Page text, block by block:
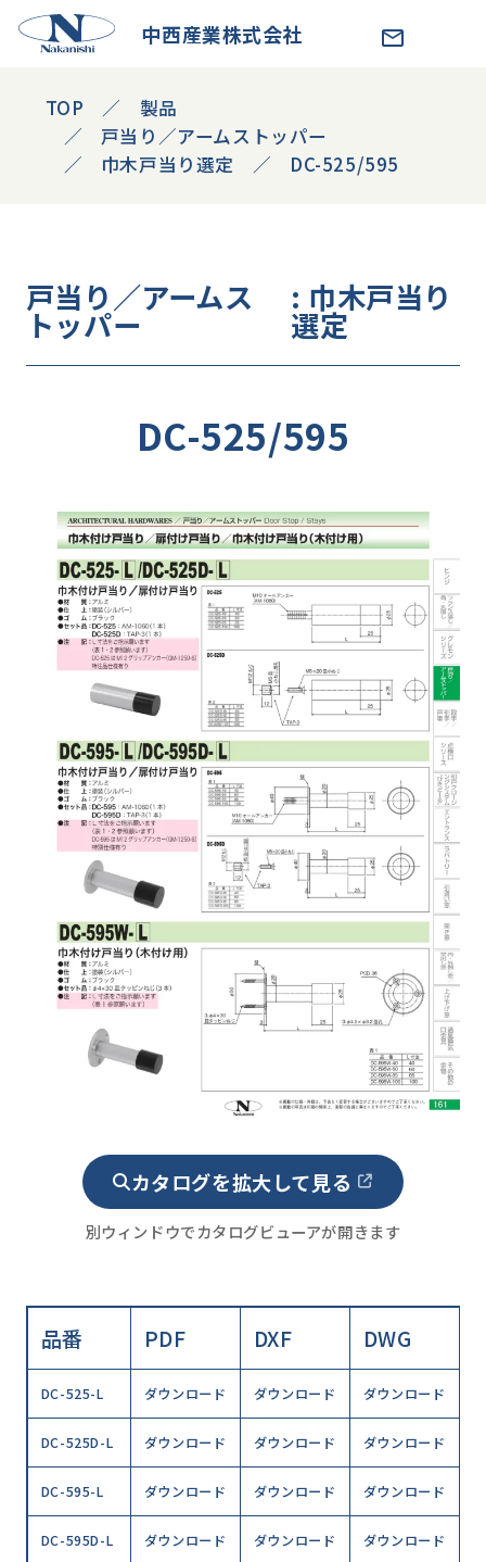
中西産業株式会社
TOP
製品
戸当り／アームストッパー
巾木戸当り選定
DC-525/595
戸当り／アームス
トッパー
: 巾木戸当り
選定
DC-525/595
カタログを拡大して見る
別ウィンドウでカタログビューアが開きます
品番 PDF DXF DWG
DC-525-L ダウンロード ダウンロード ダウンロード
DC-525D-L ダウンロード ダウンロード ダウンロード
DC-595-L ダウンロード ダウンロード ダウンロード
DC-595D-L ダウンロード ダウンロード ダウンロード